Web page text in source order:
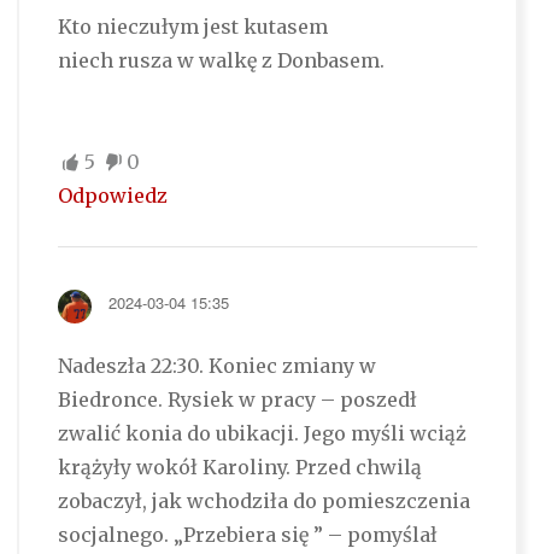
Kto nieczułym jest kutasem
niech rusza w walkę z Donbasem.
5
0
Odpowiedz
2024-03-04 15:35
Nadeszła 22:30. Koniec zmiany w
Biedronce. Rysiek w pracy – poszedł
zwalić konia do ubikacji. Jego myśli wciąż
krążyły wokół Karoliny. Przed chwilą
zobaczył, jak wchodziła do pomieszczenia
socjalnego. „Przebiera się ” – pomyślał